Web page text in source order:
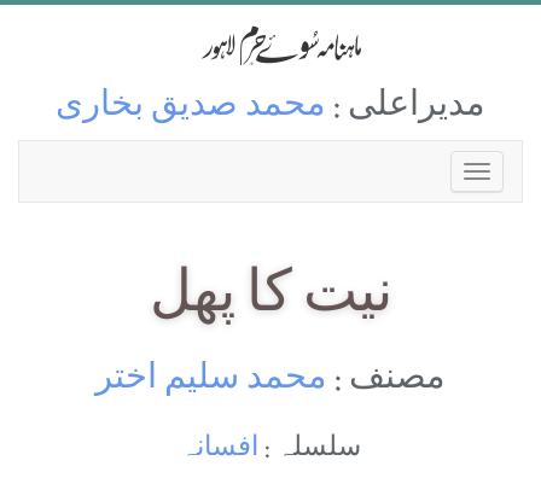
مدیراعلی : محمد صدیق بخاری
نیت کا پھل
مصنف : محمد سلیم اختر
سلسلہ : افسانہ